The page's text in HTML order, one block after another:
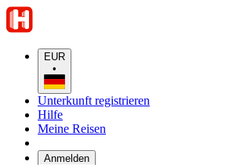
EUR
•
Unterkunft registrieren
Hilfe
Meine Reisen
Anmelden